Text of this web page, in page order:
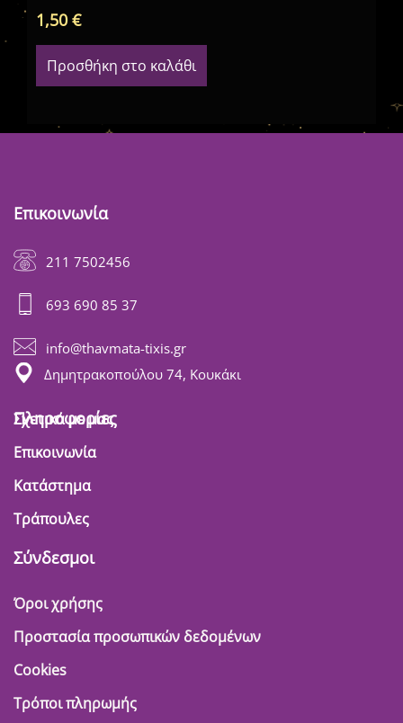
1,50€
Προσθήκη στο καλάθι
Επικοινωνία
211 7502456
693 690 85 37
info@thavmata-tixis.gr
Δημητρακοπούλου 74, Κουκάκι
Πληροφορίες
Σχετικά με μας
Επικοινωνία
Κατάστημα
Τράπουλες
Σύνδεσμοι
Όροι χρήσης
Προστασία προσωπικών δεδομένων
Cookies
Τρόποι πληρωμής